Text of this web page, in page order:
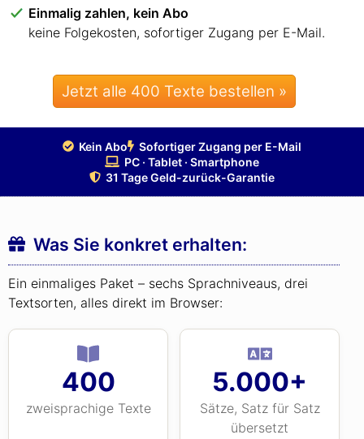
Einmalig zahlen, kein Abo
keine Folgekosten, sofortiger Zugang per E-Mail.
Jetzt alle 400 Texte bestellen »
Kein Abo
Sofortiger Zugang per E-Mail
PC · Tablet · Smartphone
31 Tage Geld-zurück-Garantie
Was Sie konkret erhalten:
Ein einmaliges Paket – sechs Sprachniveaus, drei
Textsorten, alles direkt im Browser:
400
zweisprachige Texte
5.000+
Sätze, Satz für Satz
übersetzt